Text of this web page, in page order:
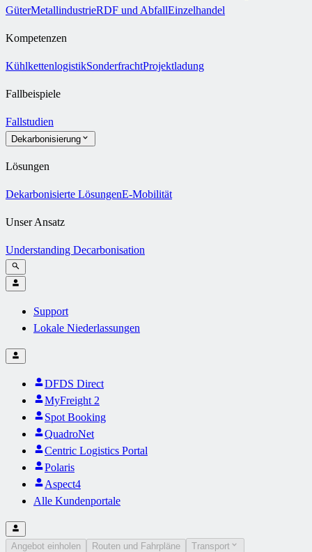
GüterMetallindustrieRDF und AbfallEinzelhandel
Kompetenzen
KühlkettenlogistikSonderfrachtProjektladung
Fallbeispiele
Fallstudien
Dekarbonisierung
Lösungen
Dekarbonisierte LösungenE-Mobilität
Unser Ansatz
Understanding Decarbonisation
Support
Lokale Niederlassungen
DFDS Direct
MyFreight 2
Spot Booking
QuadroNet
Centric Logistics Portal
Polaris
Aspect4
Alle Kundenportale
Angebot einholen Routen und Fahrpläne
Transport